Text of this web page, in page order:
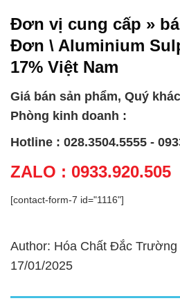
Đơn vị cung cấp »
Đơn \ Aluminium
17% Việt Nam
Giá bán sản phẩm, Quý
Phòng kinh doanh :
Hotline : 028.3504.5555 -
ZALO : 0933.920.505
[contact-form-7 id="1116"]
Author: Hóa Chất Đắc
17/01/2025